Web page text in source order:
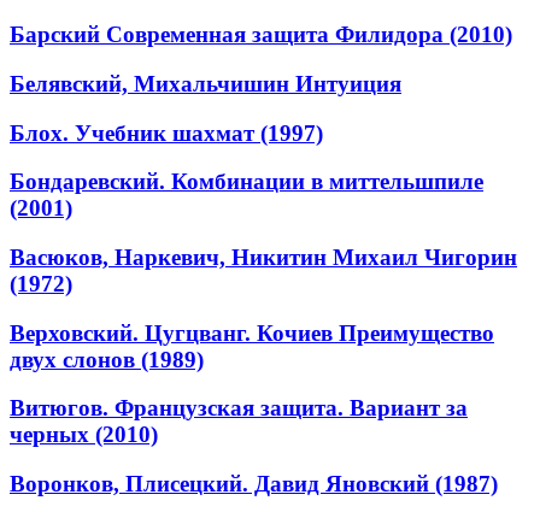
Барский Современная защита Филидора (2010)
Белявский, Михальчишин Интуиция
Блох. Учебник шахмат (1997)
Бондаревский. Комбинации в миттельшпиле
(2001)
Васюков, Наркевич, Никитин Михаил Чигорин
(1972)
Верховский. Цугцванг. Кочиев Преимущество
двух слонов (1989)
Витюгов. Французская защита. Вариант за
черных (2010)
Воронков, Плисецкий. Давид Яновский (1987)